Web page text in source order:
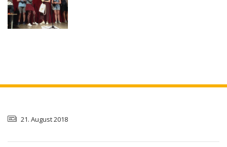
21. August 2018